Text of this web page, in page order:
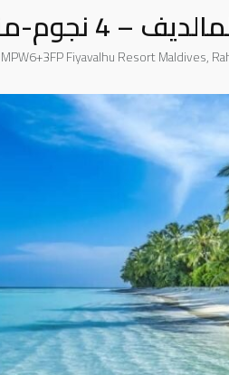
منتجعات
MPW6+3FP Fiyavalhu Resort Maldives,